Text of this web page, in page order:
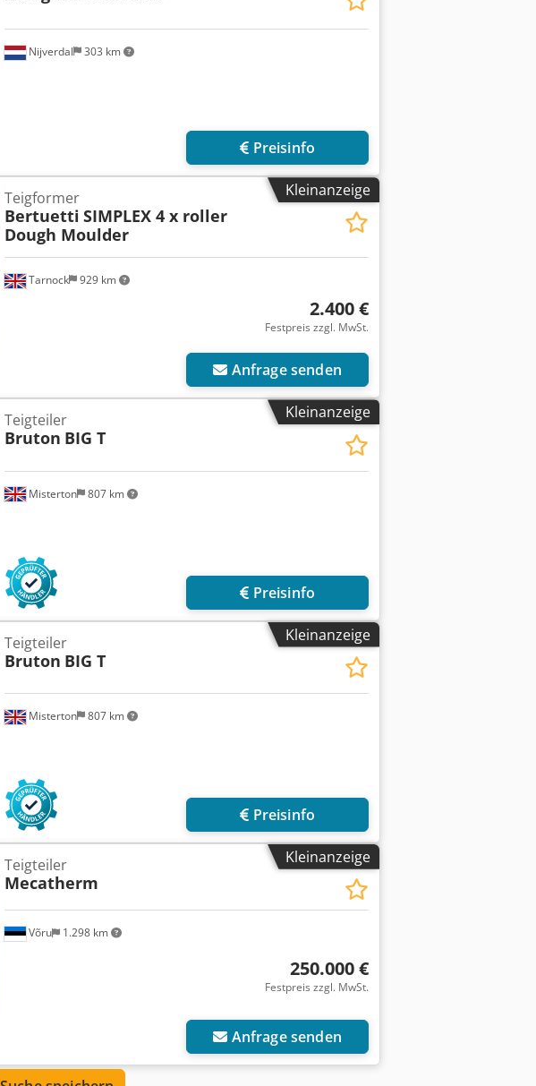
Nijverdal 303 km
Preisinfo
Kleinanzeige
Tarnock 929 km
Teigformer
Bertuetti SIMPLEX 4 x roller
Dough Moulder
2.400 €
Festpreis zzgl. MwSt.
Anfrage senden
Kleinanzeige
Misterton 807 km
Teigteiler
Bruton BIG T
Preisinfo
Kleinanzeige
Misterton 807 km
Teigteiler
Bruton BIG T
Preisinfo
Kleinanzeige
Võru 1.298 km
Teigteiler
Mecatherm
250.000 €
Festpreis zzgl. MwSt.
Anfrage senden